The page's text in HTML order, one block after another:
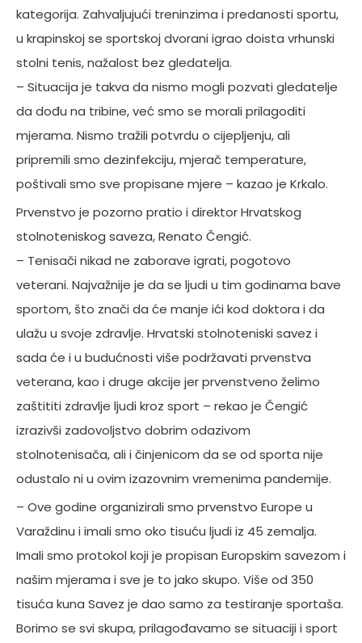
kategorija. Zahvaljujući treninzima i predanosti sportu,
u krapinskoj se sportskoj dvorani igrao doista vrhunski
stolni tenis, nažalost bez gledatelja.
– Situacija je takva da nismo mogli pozvati gledatelje
da dođu na tribine, već smo se morali prilagoditi
mjerama. Nismo tražili potvrdu o cijepljenju, ali
pripremili smo dezinfekciju, mjerač temperature,
poštivali smo sve propisane mjere – kazao je Krkalo.
Prvenstvo je pozorno pratio i direktor Hrvatskog
stolnoteniskog saveza, Renato Čengić.
– Tenisači nikad ne zaborave igrati, pogotovo
veterani. Najvažnije je da se ljudi u tim godinama bave
sportom, što znači da će manje ići kod doktora i da
ulažu u svoje zdravlje. Hrvatski stolnoteniski savez i
sada će i u budućnosti više podržavati prvenstva
veterana, kao i druge akcije jer prvenstveno želimo
zaštititi zdravlje ljudi kroz sport – rekao je Čengić
izrazivši zadovoljstvo dobrim odazivom
stolnotenisača, ali i činjenicom da se od sporta nije
odustalo ni u ovim izazovnim vremenima pandemije.
– Ove godine organizirali smo prvenstvo Europe u
Varaždinu i imali smo oko tisuću ljudi iz 45 zemalja.
Imali smo protokol koji je propisan Europskim savezom i
našim mjerama i sve je to jako skupo. Više od 350
tisuća kuna Savez je dao samo za testiranje sportaša.
Borimo se svi skupa, prilagođavamo se situaciji i sport